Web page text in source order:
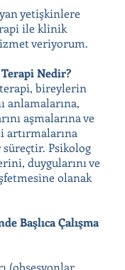
yetişkinlere
ile klinik
veriyorum.
Nedir?
bireylerin
anlamalarına,
aşmalarına ve
artırmalarına
süreçtir. Psikolog
duygularını ve
olanak
Başlıca Çalışma
(obsesyonlar,